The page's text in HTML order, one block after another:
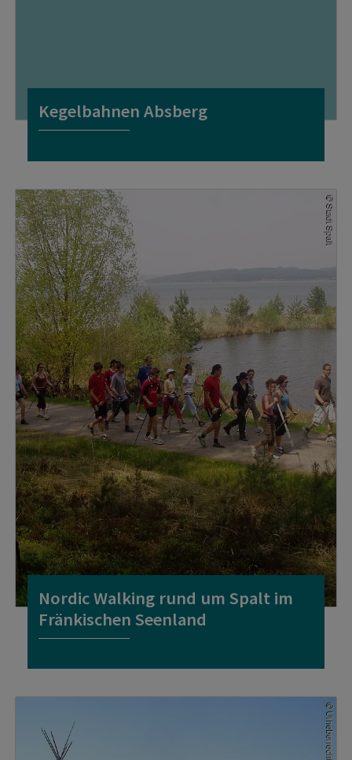
Kegelbahnen Absberg
Nordic Walking rund um Spalt im
Fränkischen Seenland